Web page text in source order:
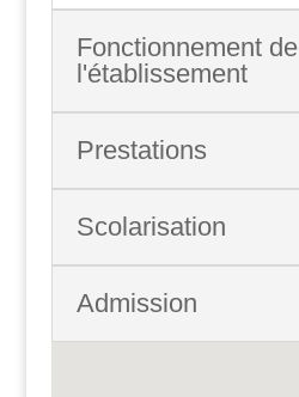
Fonctionnement de
l'établissement
Prestations
Scolarisation
Admission